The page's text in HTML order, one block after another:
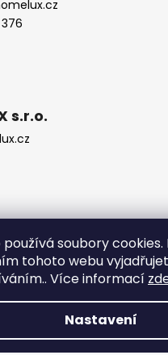
soubory cookies.
tohoto webu
Více informací
Nastavení
376
s.r.o.